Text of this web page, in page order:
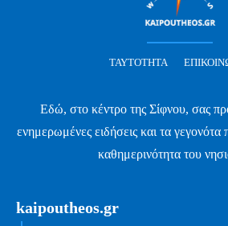
ΤΑΥΤΌΤΗΤΑ
Εδώ, στο κέντρο της Σίφνου, σας
ενημερωμένες ειδήσεις και τα
καθημερινότητα του
kaipoutheos.gr